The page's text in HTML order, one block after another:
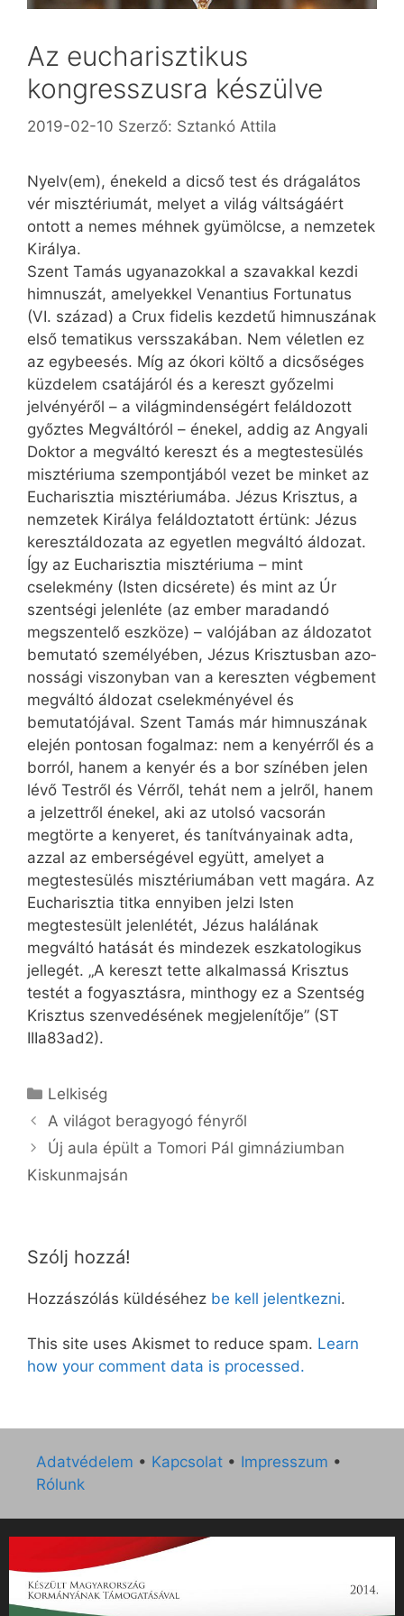
Az eucharisztikus
kongresszusra készülve
2019-02-10 Szerző: Sztankó Attila
Nyelv(em), énekeld a dicső test és drágalátos
vér misztériumát, melyet a világ váltságáért
ontott a nemes méhnek gyümölcse, a nemzetek
Királya.
Szent Tamás ugyanazokkal a szavakkal kezdi
himnuszát, amelyekkel Venantius Fortunatus
(VI. század) a Crux fidelis kezdetű himnuszának
első tematikus versszakában. Nem véletlen ez
az egybeesés. Míg az ókori költő a dicsőséges
küzdelem csatájáról és a kereszt győzelmi
jelvényéről – a világmindenségért feláldozott
győztes Megváltóról – énekel, addig az Angyali
Doktor a megváltó kereszt és a megtestesülés
misztériuma szempontjából vezet be minket az
Eucharisztia misztériumába. Jézus Krisztus, a
nemzetek Királya feláldoztatott értünk: Jézus
keresztáldozata az egyetlen megváltó áldozat.
Így az Eucharisztia misztériuma – mint
cselekmény (Isten dicsérete) és mint az Úr
szentségi jelenléte (az ember maradandó
megszentelő eszköze) – valójában az áldozatot
bemutató személyében, Jézus Krisztusban azo­
nossági viszonyban van a kereszten végbement
megváltó áldozat cselekményével és
bemutatójával. Szent Tamás már himnuszának
elején pontosan fogalmaz: nem a kenyérről és a
borról, hanem a kenyér és a bor színében jelen
lévő Testről és Vérről, tehát nem a jelről, hanem
a jelzettről énekel, aki az utolsó vacsorán
megtörte a kenyeret, és tanítványainak adta,
azzal az emberségével együtt, amelyet a
megtestesülés misztériumában vett magára. Az
Eucharisztia titka ennyiben jelzi Isten
megtestesült jelenlétét, Jézus halálának
megváltó hatását és mindezek eszkatologikus
jellegét. „A kereszt tette alkalmassá Krisztus
testét a fogyasztásra, minthogy ez a Szentség
Krisztus szenvedésének megjelenítője” (ST
IIIa83ad2).
Kategória
Lelkiség
A világot beragyogó fényről
Új aula épült a Tomori Pál gimnáziumban
Kiskunmajsán
Szólj hozzá!
Hozzászólás küldéséhez be kell jelentkezni.
This site uses Akismet to reduce spam. Learn
how your comment data is processed.
Adatvédelem • Kapcsolat • Impresszum •
Rólunk